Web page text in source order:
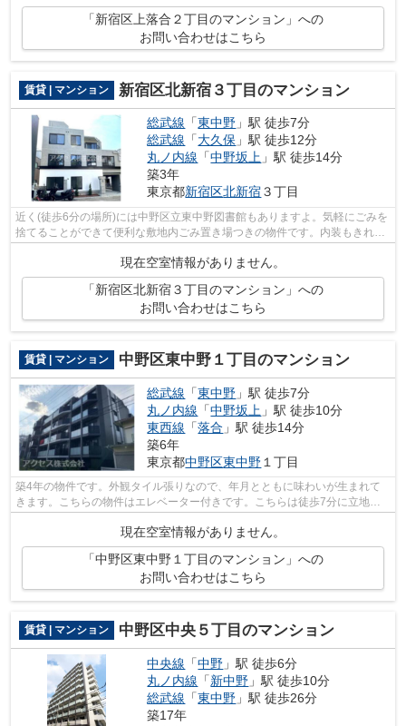
「新宿区上落合２丁目のマンション」への
お問い合わせはこちら
賃貸 | マンション 新宿区北新宿３丁目のマンション
総武線 「東中野 」駅 徒歩7分
総武線 「大久保 」駅 徒歩12分
丸ノ内線 「中野坂上 」駅 徒歩14分
築3年
東京都新宿区北新宿３丁目
近く(徒歩6分の場所)には中野区立東中野図書館もありますよ。気軽にごみを
捨てることができて便利な敷地内ごみ置き場つきの物件です。内装もきれい
な一押しの築浅物件です。きれい好き...
現在空室情報がありません。
「新宿区北新宿３丁目のマンション」への
お問い合わせはこちら
賃貸 | マンション 中野区東中野１丁目のマンション
総武線 「東中野 」駅 徒歩7分
丸ノ内線 「中野坂上 」駅 徒歩10分
東西線 「落合 」駅 徒歩14分
築6年
東京都中野区東中野 １丁目
築4年の物件です。外観タイル張りなので、年月とともに味わいが生まれて
きます。こちらの物件はエレベーター付きです。こちらは徒歩7分に立地す
現在空室情報がありません。
「中野区東中野１丁目のマンション」への
お問い合わせはこちら
賃貸 | マンション 中野区中央５丁目のマンション
中央線 「中野 」駅 徒歩6分
丸ノ内線 「新中野 」駅 徒歩10分
総武線 「東中野 」駅 徒歩26分
築17年